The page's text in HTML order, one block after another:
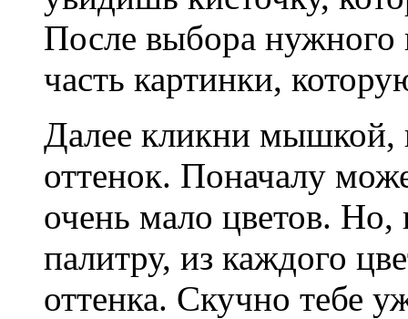
После выбора нужного
часть картинки,
Далее кликни мышкой,
оттенок. Поначалу
очень мало цветов. Но,
палитру, из каждого
оттенка. Скучно тебе